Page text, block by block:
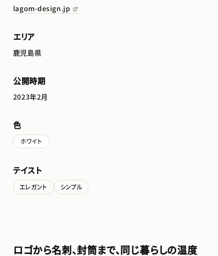
lagom-design.jp
エリア
鹿児島県
公開時期
2023年2月
色
ホワイト
テイスト
エレガント シンプル
ロゴから名刺、封筒まで、同じ暮らしの温度